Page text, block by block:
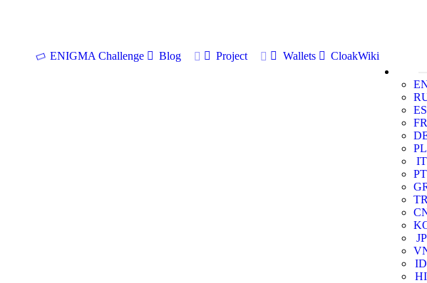
ENIGMA Challenge Blog Project Wallets
CloakWiki
ES
FR
PL
IT
PT
JP
ID
HI